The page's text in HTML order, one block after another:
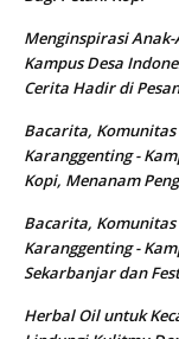
Menginspirasi
Kampus Desa
Cerita Hadir di
Bacarita,
Karanggenting -
Kopi, Menanam
Bacarita,
Karanggenting -
Sekarbanjar dan
Herbal Oil untuk